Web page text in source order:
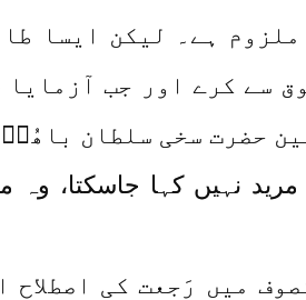
ہے۔ لیکن ایسا
سے کرے اور جب
حضرت سخی سلطان
مرید نہیں کہا جاسکتا،
میں رَجعت کی اصطلاح